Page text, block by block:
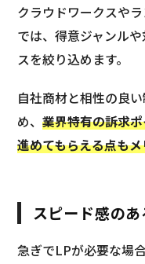
クラウドワークスや
では、得意ジャンル
スを絞り込めます。
自社商材と相性の良
め、業界特有の訴求
進めてもらえる点も
スピード感の
急ぎでLPが必要な場